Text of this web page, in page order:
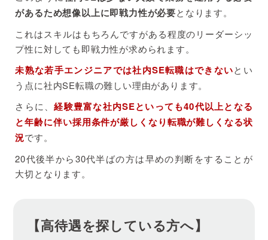
があるため想像以上に即戦力性が必要となります。
これはスキルはもちろんですがある程度のリーダーシッ
プ性に対しても即戦力性が求められます。
未熟な若手エンジニアでは社内SE転職はできないとい
う点に社内SE転職の難しい理由があります。
さらに、経験豊富な社内SEといっても40代以上となる
と年齢に伴い採用条件が厳しくなり転職が難しくなる状
況です。
20代後半から30代半ばの方は早めの判断をすることが
大切となります。
【高待遇を探している方へ】